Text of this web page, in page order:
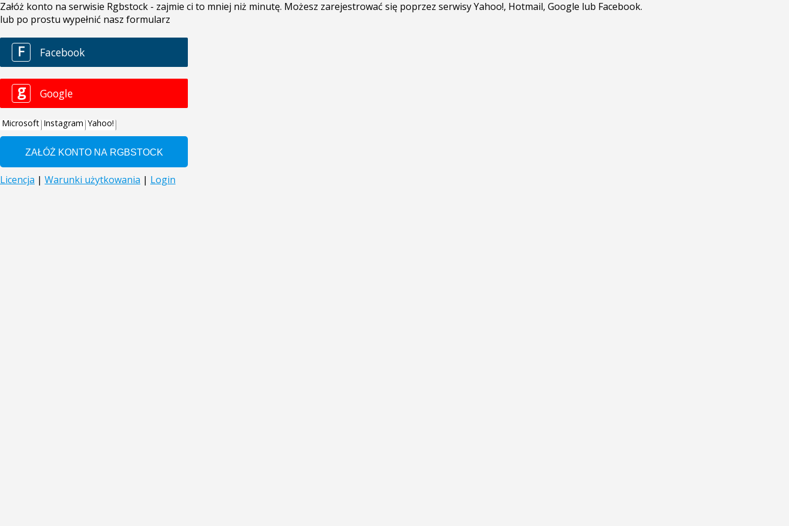
Załóż konto na serwisie Rgbstock - zajmie ci to mniej niż minutę. Możesz zarejestrować się poprzez serwisy Yahoo!, Hotmail, Google lub Facebook.
lub po prostu wypełnić nasz formularz
F Facebook
g Google
Microsoft Instagram Yahoo!
Licencja | Warunki użytkowania | Login